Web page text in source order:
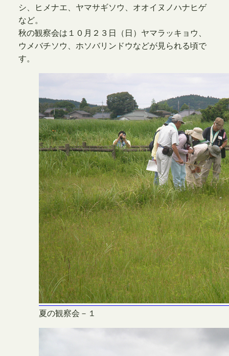
シ、ヒメナエ、ヤマサギソウ、オオイヌノハナヒゲ
など。
秋の観察会は１０月２３日（日）ヤマラッキョウ、
ウメバチソウ、ホソバリンドウなどが見られる頃で
す。
夏の観察会－１